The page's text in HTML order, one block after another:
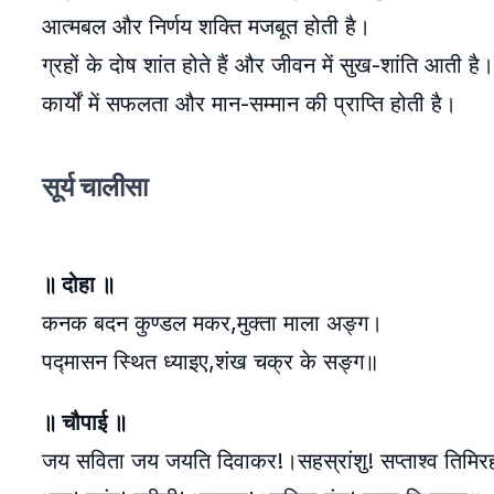
आत्मबल और निर्णय शक्ति मजबूत होती है।
ग्रहों के दोष शांत होते हैं और जीवन में सुख-शांति आती है।
कार्यों में सफलता और मान-सम्मान की प्राप्ति होती है।
सूर्य चालीसा
॥ दोहा ॥
कनक बदन कुण्डल मकर,मुक्ता माला अङ्ग।
पद्मासन स्थित ध्याइए,शंख चक्र के सङ्ग॥
॥ चौपाई ॥
जय सविता जय जयति दिवाकर!।सहस्रांशु! सप्ताश्व